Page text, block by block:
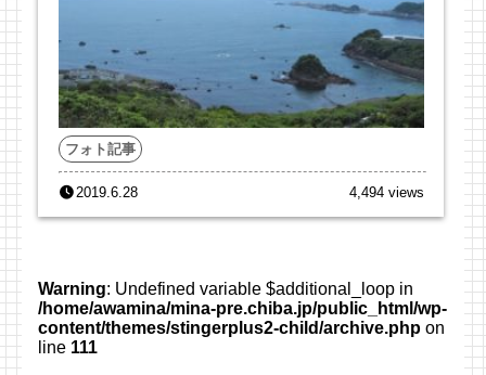
フォト記事
2019.6.28 4,494 views
Warning: Undefined variable $additional_loop in
/home/awamina/mina-pre.chiba.jp/public_html/wp-
content/themes/stingerplus2-child/archive.php on
line 111